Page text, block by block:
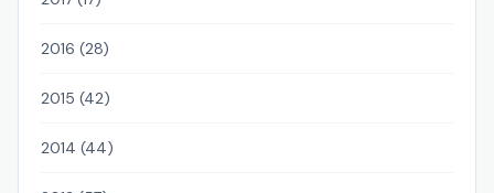
2016 (28)
2015 (42)
2014 (44)